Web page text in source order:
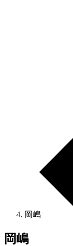
岡嶋
岡嶋